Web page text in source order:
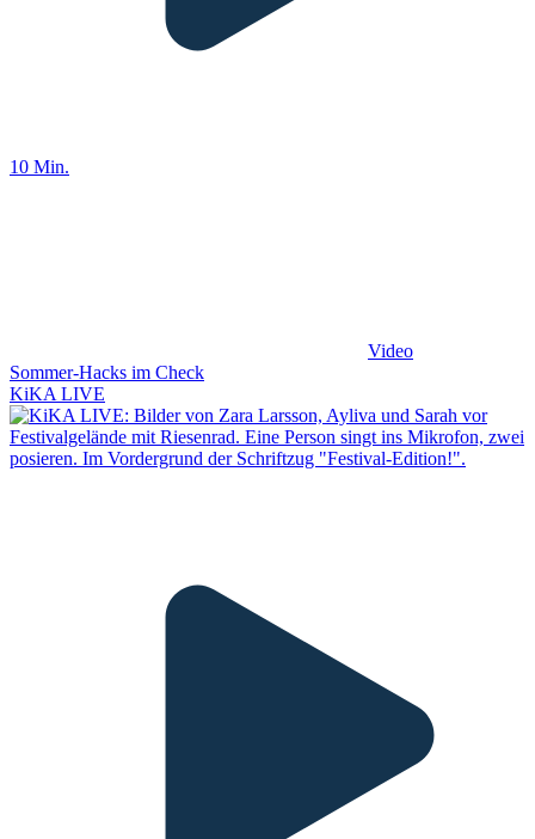
10 Min.
Video
Sommer-Hacks im Check
KiKA LIVE